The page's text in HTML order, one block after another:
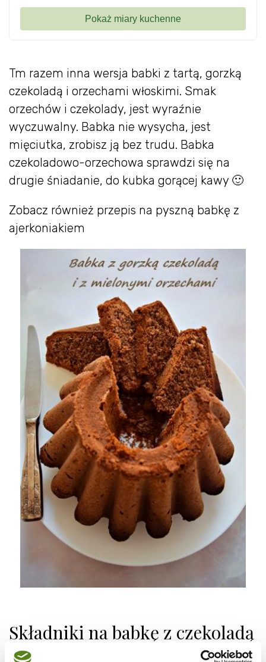
Tm razem inna wersja babki z tartą, gorzką
czekoladą i orzechami włoskimi. Smak
orzechów i czekolady, jest wyraźnie
wyczuwalny. Babka nie wysycha, jest
mięciutka, zrobisz ją bez trudu. Babka
czekoladowo-orzechowa sprawdzi się na
drugie śniadanie, do kubka gorącej kawy 🙂
Zobacz również przepis na pyszną babkę z
ajerkoniakiem
Składniki na babkę z czekoladą
i orzechami